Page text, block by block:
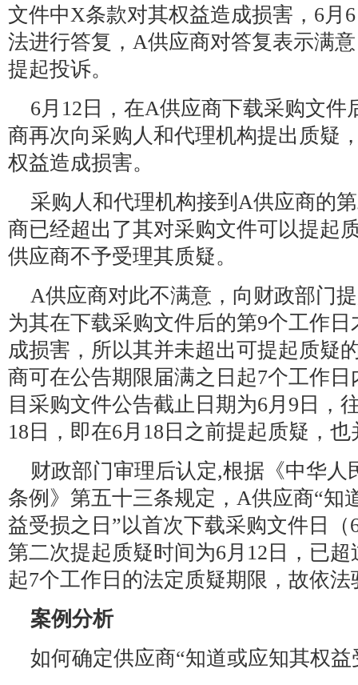
文件中X条款对其权益造成损害，6月
法进行答复，A供应商对答复表示满
提起投诉。
6月12日，在A供应商下载采购文件
商再次向采购人和代理机构提出质疑
权益造成损害。
采购人和代理机构接到A供应商的
商已经超出了其对采购文件可以提起
供应商不予受理其质疑。
A供应商对此不满意，向财政部门
为其在下载采购文件后的第9个工作
成损害，所以其并未超出可提起质疑
商可在公告期限届满之日起7个工作
目采购文件公告截止日期为6月9日，
18日，即在6月18日之前提起质疑，
财政部门审理后认定,根据《中华人
条例》第五十三条规定，A供应商“知
益受损之日”以首次下载采购文件日
第二次提起质疑时间为6月12日，已
起7个工作日的法定质疑期限，故依
案例分析
如何确定供应商“知道或应知其权